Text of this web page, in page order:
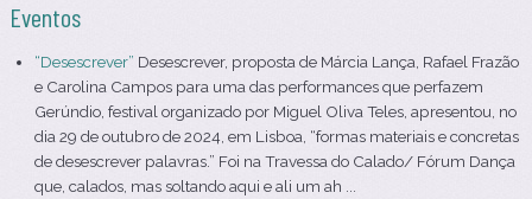
Eventos
“Desescrever” Desescrever, proposta de Márcia Lança, Rafael Frazão
e Carolina Campos para uma das performances que perfazem
Gerúndio, festival organizado por Miguel Oliva Teles, apresentou, no
dia 29 de outubro de 2024, em Lisboa, “formas materiais e concretas
de desescrever palavras.” Foi na Travessa do Calado/ Fórum Dança
que, calados, mas soltando aqui e ali um ah ...